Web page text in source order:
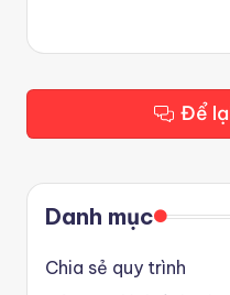
Để
Danh mục
Chia sẻ quy trình